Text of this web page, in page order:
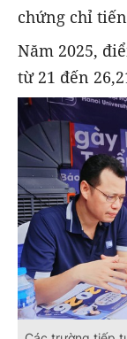
chứng chỉ
Năm 2025,
từ 21 đến